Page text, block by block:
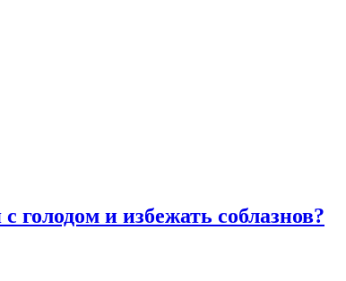
голодом и избежать соблазнов?